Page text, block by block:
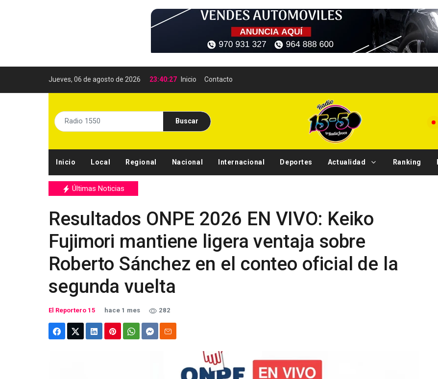
Jueves, 06 de agosto de 2026 23:40:28 Inicio Contacto
Buscar
Inicio Local Regional Nacional Internacional Deportes Actualidad Ranking
Últimas Noticias
Resultados ONPE 2026 EN VIVO: Keiko
Fujimori mantiene ligera ventaja sobre
Roberto Sánchez en el conteo oficial de la
segunda vuelta
El Reportero 15 hace 1 mes 282